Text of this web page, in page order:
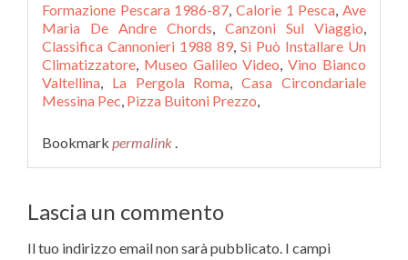
Formazione Pescara 1986-87,Calorie 1 Pesca,Ave
Maria De Andre Chords, Canzoni Sul Viaggio,
Classifica Cannonieri 1988 89, Si Può Installare Un
Climatizzatore, Museo Galileo Video,Vino Bianco
Valtellina, La Pergola Roma,Casa Circondariale
Messina Pec, Pizza Buitoni Prezzo,
Bookmark permalink .
Lascia un commento
Il tuo indirizzo email non sarà pubblicato. I campi